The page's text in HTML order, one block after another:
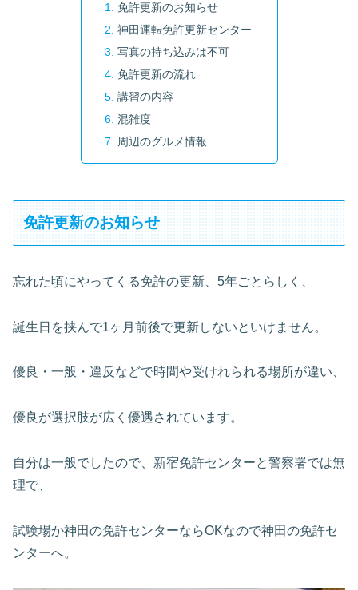
免許更新のお知らせ
神田運転免許更新センター
写真の持ち込みは不可
免許更新の流れ
講習の内容
混雑度
周辺のグルメ情報
免許更新のお知らせ
忘れた頃にやってくる免許の更新、5年ごとらしく、
誕生日を挟んで1ヶ月前後で更新しないといけません。
優良・一般・違反などで時間や受けれられる場所が違い、
優良が選択肢が広く優遇されています。
自分は一般でしたので、新宿免許センターと警察署では無
理で、
試験場か神田の免許センターならOKなので神田の免許セ
ンターへ。